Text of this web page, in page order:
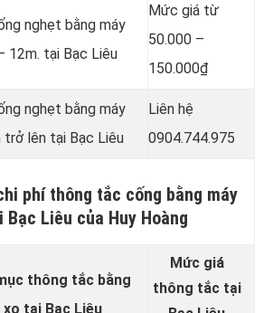
nghẹt bằng máy
12m. tại Bạc Liêu
Mức giá từ
50.000 –
150.000₫
nghẹt bằng máy
lên tại Bạc Liêu
Liên hệ
0904.744.975
phí thông tắc cống bằng máy
Bạc Liêu của Huy Hoàng
thông tắc bằng
xo tại Bạc Liêu
Mức giá
thông tắc tại